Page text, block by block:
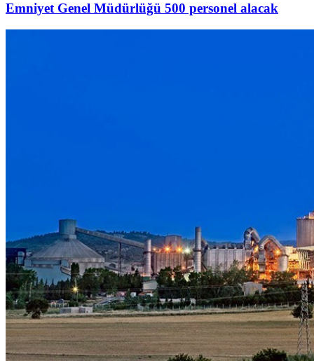
Emniyet Genel Müdürlüğü 500 personel alacak